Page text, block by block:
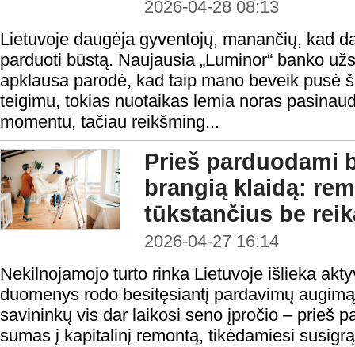
2026-04-28 08:13
Lietuvoje daugėja gyventojų, manančių, kad
parduoti būstą. Naujausia „Luminor“ banko
apklausa parodė, kad taip mano beveik pusė
teigimu, tokias nuotaikas lemia noras
momentu, tačiau reikšming...
Prieš parduodami
brangią klaidą:
tūkstančius be
2026-04-27 16:14
Nekilnojamojo turto rinka Lietuvoje išlieka
duomenys rodo besitęsiantį pardavimų
savininkų vis dar laikosi seno įpročio – prieš
sumas į kapitalinį remontą, tikėdamiesi